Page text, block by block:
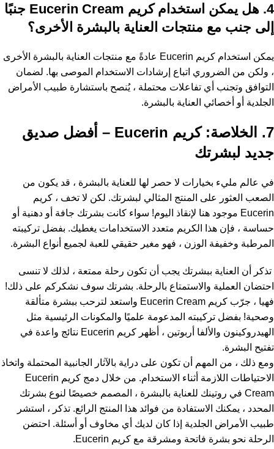
4. هل يمكن استخدام كريم Eucerin Cream جنبًا
إلى جنب مع منتجات العناية بالبشرة الأخرى؟
يمكن استخدام كريم Eucerin عادةً مع منتجات العناية بالبشرة الأخرى
، ولكن من الضروري اتباع إرشادات الاستخدام الموصى بها. لضمان
التوافق وتجنب أي تفاعلات محتملة ، يُنصح باستشارة طبيب الأمراض
الجلدية أو أخصائي العناية بالبشرة.
7. الخلاصة: كريم Eucerin – أفضل صديق
جديد لبشرتك
في عالم مليء بخيارات لا حصر لها للعناية بالبشرة ، قد يكون من
الصعب العثور على المنتج المثالي لبشرتك. لكن لا تخف ، كريم
Eucerin موجود هنا لإنقاذ اليوم! سواء كانت بشرتك جافة أو دهنية أو
حساسة ، فإن هذا الكريم متعدد الاستخدامات يغطيك. بفضل تركيبته
المرطبة وخفيفة الوزن ، فهو مغير حقيقي للعبة لجميع أنواع البشرة.
تذكر أن العناية ببشرتك يجب أن تكون رحلة ممتعة ، لذلك لا تنسى
احتضان العملية والاستمتاع بالرحلة. بشرتك سوف نشكركم على ذلك!
فهيا ، جرّب كريم Eucerin Cream واستعد لترحب ببشرة متألقة
وصحية! بفضل تركيبته المدعومة علميًا والمكونات الرئيسية مثل
الهيدروكينون والألفا أربوتين ، أظهر كريم Eucerin نتائج واعدة في
تفتيح البشرة.
ومع ذلك ، من المهم أن تكون على دراية بالآثار الجانبية المحتملة واتخاذ
الاحتياطات اللازمة أثناء الاستخدام. من خلال دمج كريم Eucerin
Cream في روتينك للعناية بالبشرة ، المصمم خصيصًا لنوع بشرتك
المحدد ، يمكنك الاستفادة من فوائد هذا المنتج الرائع. تذكر ، استشر
طبيب الأمراض الجلدية إذا كان لديك أي مخاوف أو أسئلة. احتضن
الرحلة نحو بشرة فاتحة ومشرقة مع كريم Eucerin.